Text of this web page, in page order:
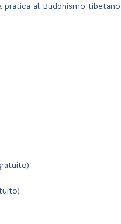
pratica al Buddhismo tibetano